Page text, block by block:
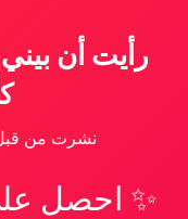
رأيت أن
نشرت من
✨ احصل